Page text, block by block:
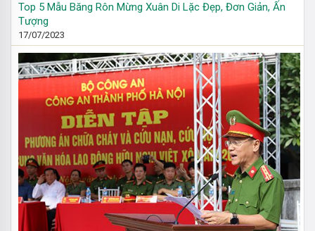
Top 5 Mẫu Băng Rôn Mừng Xuân Di Lặc Đẹp, Đơn Giản, Ấn
Tượng
17/07/2023